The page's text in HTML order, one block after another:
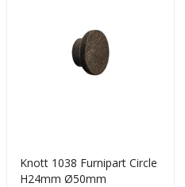
Knott 1038 Furnipart Circle
H24mm Ø50mm